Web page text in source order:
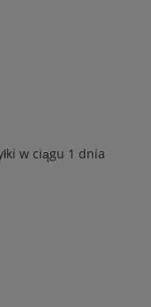
w ciągu 1 dnia